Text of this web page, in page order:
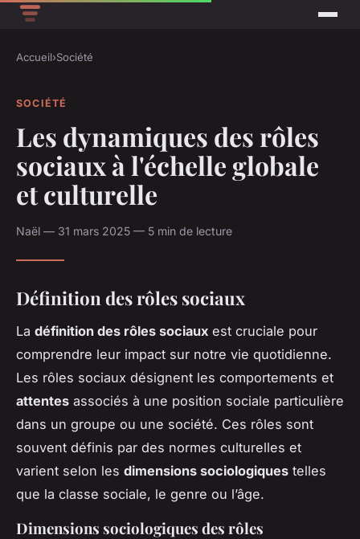
Accueil›Société
SOCIÉTÉ
Les dynamiques des rôles
sociaux à l'échelle globale
et culturelle
Naël — 31 mars 2025 — 5 min de lecture
Définition des rôles sociaux
La définition des rôles sociaux est cruciale pour
comprendre leur impact sur notre vie quotidienne.
Les rôles sociaux désignent les comportements et
attentes associés à une position sociale particulière
dans un groupe ou une société. Ces rôles sont
souvent définis par des normes culturelles et
varient selon les dimensions sociologiques telles
que la classe sociale, le genre ou l’âge.
Dimensions sociologiques des rôles